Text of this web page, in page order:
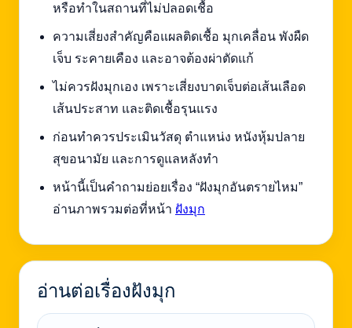
หรือทำในสถานที่ไม่ปลอดเชื้อ
ความเสี่ยงสำคัญคือแผลติดเชื้อ มุกเคลื่อน พังผืด
เจ็บ ระคายเคือง และอาจต้องผ่าตัดแก้
ไม่ควรฝังมุกเอง เพราะเสี่ยงบาดเจ็บต่อเส้นเลือด
เส้นประสาท และติดเชื้อรุนแรง
ก่อนทำควรประเมินวัสดุ ตำแหน่ง หนังหุ้มปลาย
สุขอนามัย และการดูแลหลังทำ
หน้านี้เป็นคำถามย่อยเรื่อง “ฝังมุกอันตรายไหม”
อ่านภาพรวมต่อที่หน้า ฝังมุก
อ่านต่อเรื่องฝังมุก